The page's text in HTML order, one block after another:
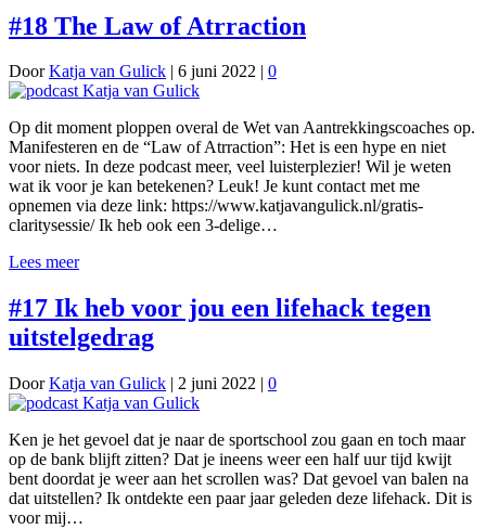
#18 The Law of Atrraction
DoorKatja van Gulick 6 juni 2022 0
Op dit moment ploppen overal de Wet van Aantrekkingscoaches op.
Manifesteren en de “Law of Atrraction”: Het is een hype en niet
voor niets. In deze podcast meer, veel luisterplezier! Wil je weten
wat ik voor je kan betekenen? Leuk! Je kunt contact met me
opnemen via deze link: https://www.katjavangulick.nl/gratis-
claritysessie/ Ik heb ook een 3-delige…
Lees meer
#17 Ik heb voor jou een lifehack tegen
uitstelgedrag
DoorKatja van Gulick | 2 juni 2022 | 0
Ken je het gevoel dat je naar de sportschool zou gaan en toch maar
op de bank blijft zitten? Dat je ineens weer een half uur tijd kwijt
bent doordat je weer aan het scrollen was? Dat gevoel van balen na
dat uitstellen? Ik ontdekte een paar jaar geleden deze lifehack. Dit is
voor mij…